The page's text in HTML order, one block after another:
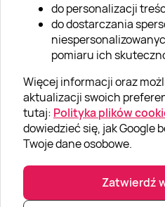
do personalizacji
do dostarczania
pomiaru ich
Więcej informacji oraz
aktualizacji swoich
tutaj: Polityka plików
dowiedzieć się, jak Google
Twoje dane osobowe.
Zatwierdź
Klub Lojalnościowy
Dodaj recenzję
Informacje
GRUPA „SUPER PREZENTY“